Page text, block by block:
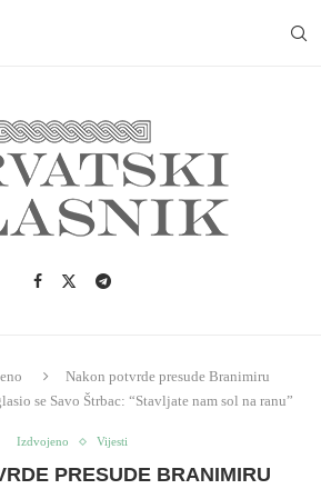
Nakon potvrde presude Branimiru
se Savo Štrbac: “Stavljate nam sol na ranu”
Izdvojeno Vijesti
PRESUDE BRANIMIRU